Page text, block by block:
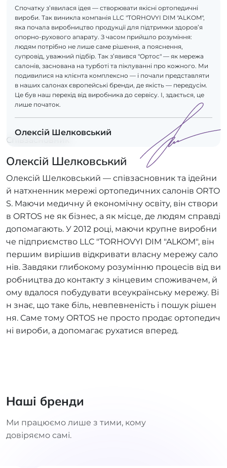
Спочатку з’явилася ідея — створювати якісні ортопедичні
вироби. Так виникла компанія LLC "TORHOVYI DIM "ALKOM",
яка почала виробництво продукції для підтримки здоров’я
опорно-рухового апарату. З часом прийшло розуміння:
людям потрібно не лише саме рішення, а пояснення,
супровід, уважний підбір. Так з’явився "Ортос" — як мережа
салонів, заснована на турботі та піклуванні про кожного. Ми
подивилися на клієнта комплексно — і почали представляти
в наших салонах європейські бренди, де якість — передусім.
Це був наш перехід від виробника до сервісу. І, здається, це
лише початок.
Олексій Шелковський
Співзасновник
Олексій Шелковський
Олексій Шелковський — співзасновник та ідейни
й натхненник мережі ортопедичних салонів ORTO
S. Маючи медичну й економічну освіту, він створи
в ORTOS не як бізнес, а як місце, де людям справді
допомагають. У 2012 році, маючи крупне виробни
че підприємство LLC "TORHOVYI DIM "ALKOM", він
першим вирішив відкривати власну мережу сало
нів. Завдяки глибокому розумінню процесів від ви
робництва до контакту з кінцевим споживачем, й
ому вдалося побудувати всеукраїнську мережу. Ві
н знає, що таке біль, невпевненість і пошук рішен
ня. Саме тому ORTOS не просто продає ортопедич
ні вироби, а допомагає рухатися вперед.
Наші бренди
Ми працюємо лише з тими, кому
довіряємо самі.